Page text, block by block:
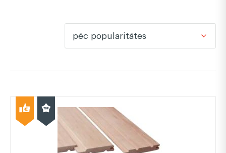
pēc popularitātes